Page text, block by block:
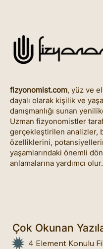
fizyonomist.com, yüz ve
dayalı olarak kişilik ve
danışmanlığı sunan
Uzman fizyonomistler
gerçekleştirilen analizler,
özelliklerini,
yaşamlarındaki önemli
anlamalarına yardımcı olur.
Çok Okunan